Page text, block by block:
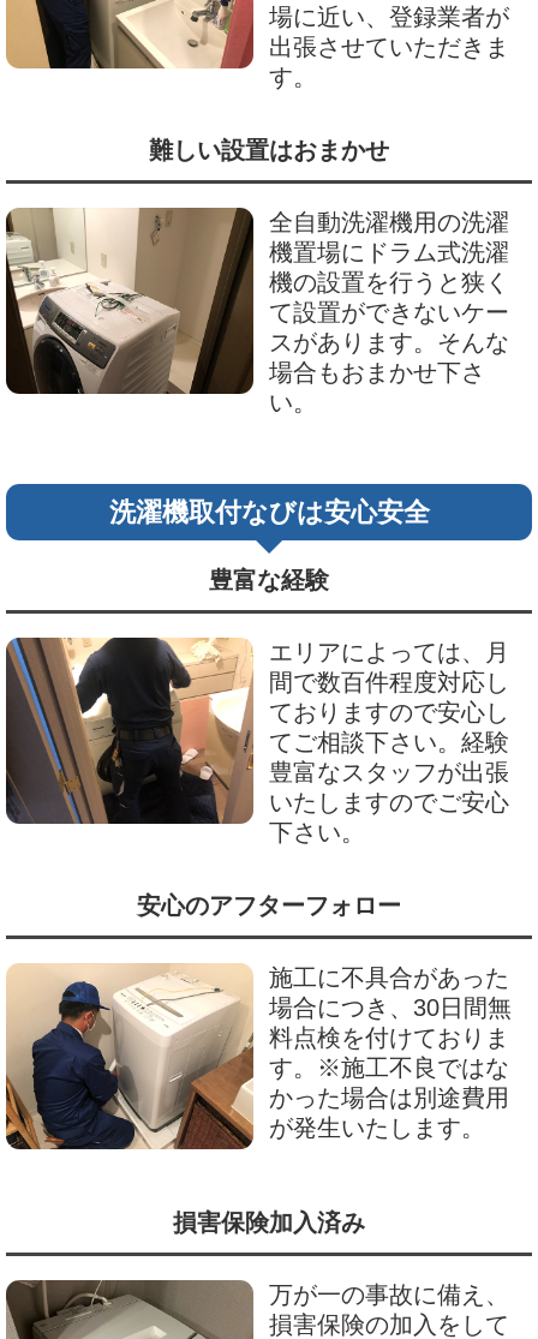
場に近い、登録業者が
出張させていただきま
す。
難しい設置はおまかせ
全自動洗濯機用の洗濯
機置場にドラム式洗濯
機の設置を行うと狭く
て設置ができないケー
スがあります。そんな
場合もおまかせ下さ
い。
洗濯機取付なびは安心安全
豊富な経験
エリアによっては、月
間で数百件程度対応し
ておりますので安心し
てご相談下さい。経験
豊富なスタッフが出張
いたしますのでご安心
下さい。
安心のアフターフォロー
施工に不具合があった
場合につき、30日間無
料点検を付けておりま
す。※施工不良ではな
かった場合は別途費用
が発生いたします。
損害保険加入済み
万が一の事故に備え、
損害保険の加入をして